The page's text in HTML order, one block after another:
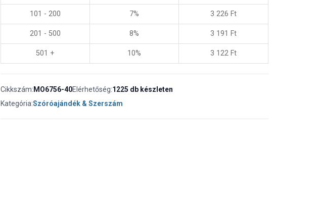
101 - 200 7% 3 226 Ft
201 - 500 8% 3 191 Ft
501 + 10% 3 122 Ft
Cikkszám: MO6756-40Elérhetőség:1225 db készleten
Kategória:Szóróajándék & Szerszám